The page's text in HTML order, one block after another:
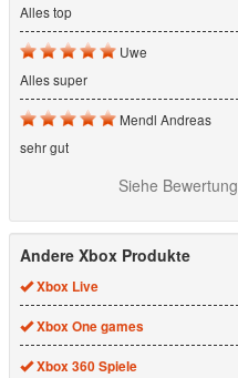
Alles top
Uwe
Alles super
Mendl Andreas
sehr gut
Siehe
Andere Xbox Produkte
Xbox Live
Xbox One games
Xbox 360 Spiele